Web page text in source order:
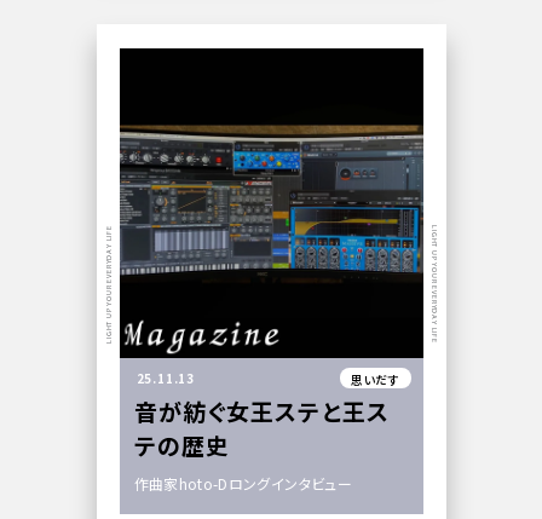
25.11.13 思いだす
音が紡ぐ女王ステと王ス
テの歴史
作曲家hoto-Dロングインタビュー
LIGHT UP YOUR EVERYDAY LIFE LIGHT UP YOUR EVERYDAY LIFE